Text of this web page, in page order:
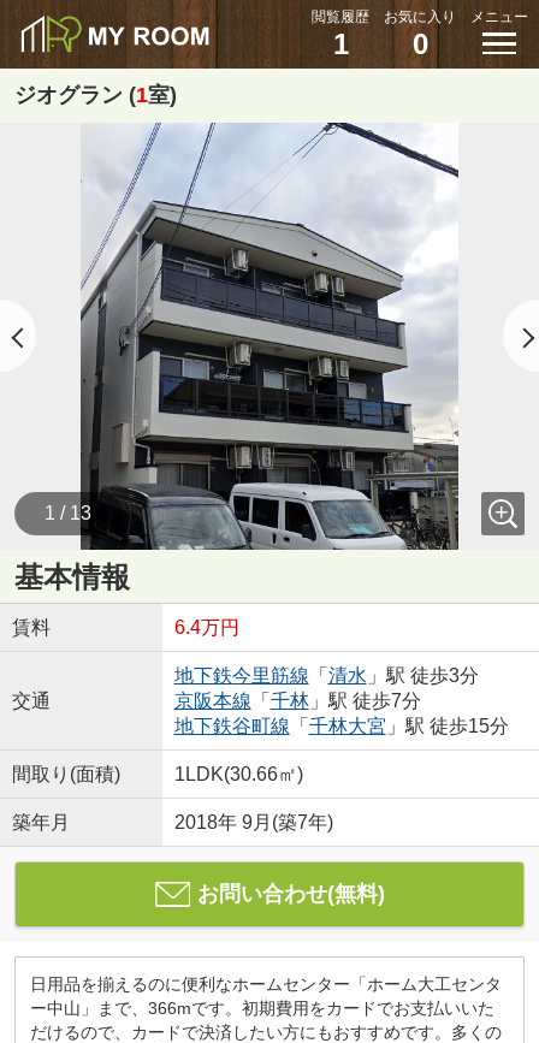
閲覧履歴
1
お気に入り
0
メニュー
ジオグラン (1室)
1 / 13
基本情報
賃料 6.4万円
交通
地下鉄今里筋線 「 清水 」駅 徒歩3分
京阪本線 「 千林」駅 徒歩7分
地下鉄谷町線 「 千林大宮 」駅 徒歩15分
間取り(面積) 1LDK(30.66㎡)
築年月 2018年 9月(築7年)
お問い合わせ(無料)
日用品を揃えるのに便利なホームセンター「ホーム大工センタ
ー中山」まで、366mです。初期費用をカードでお支払いいた
だけるので、カードで決済したい方にもおすすめです。多くの